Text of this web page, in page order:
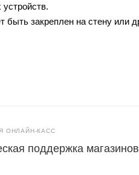
быть закреплен на стену
ОНЛАЙН-КАСС
поддержка магазинов